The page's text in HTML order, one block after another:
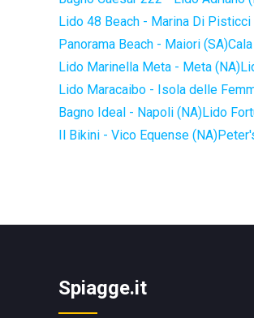
Lido 48 Beach - Marina Di Pisticci
Panorama Beach - Maiori (SA)
Lido Marinella Meta - Meta (NA)
Lido Maracaibo - Isola delle
Bagno Ideal - Napoli (NA)Lido
Il Bikini - Vico Equense (NA)
Spiagge.it